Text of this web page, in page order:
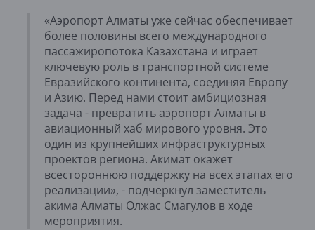
«Аэропорт Алматы уже сейчас обеспечивает
более половины всего международного
пассажиропотока Казахстана и играет
ключевую роль в транспортной системе
Евразийского континента, соединяя Европу
и Азию. Перед нами стоит амбициозная
задача - превратить аэропорт Алматы в
авиационный хаб мирового уровня. Это
один из крупнейших инфраструктурных
проектов региона. Акимат окажет
всестороннюю поддержку на всех этапах его
реализации», - подчеркнул заместитель
акима Алматы Олжас Смагулов в ходе
мероприятия.